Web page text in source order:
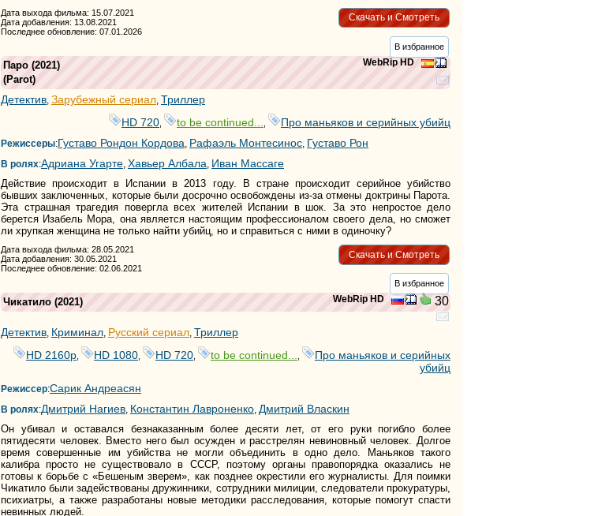
Скачать и Смотреть
Дата выхода фильма: 15.07.2021
Дата добавления: 13.08.2021
Последнее обновление: 07.01.2026
В избранное
WebRip HD
Паро (2021)
(Parot)
Детектив Зарубежный сериал Триллер
HD 720
to be continued... Про маньяков и серийных убийц
Режиссеры:Густаво Рондон Кордова Рафаэль Монтесинос Густаво Рон
В ролях:Адриана Угарте Хавьер Албала Иван Массаге
Действие происходит в Испании в 2013 году. В стране происходит серийное убийство
бывших заключенных, которые были досрочно освобождены из-за отмены доктрины Парота.
Эта страшная трагедия повергла всех жителей Испании в шок. За это непростое дело
берется Изабель Мора, она является настоящим профессионалом своего дела, но сможет
ли хрупкая женщина не только найти убийц, но и справиться с ними в одиночку?
Скачать и Смотреть
Дата выхода фильма: 28.05.2021
Дата добавления: 30.05.2021
Последнее обновление: 02.06.2021
В избранное
WebRip HD 30
Чикатило (2021)
Детектив, Криминал, Русский сериал, Триллер
HD 2160р
HD 1080 HD 720 to be continued...
Про маньяков и серийных
убийц
Режиссер:Сарик Андреасян
В ролях:Дмитрий Нагиев, Константин Лавроненко, Дмитрий Власкин
Он убивал и оставался безнаказанным более десяти лет, от его руки погибло более
пятидесяти человек. Вместо него был осужден и расстрелян невиновный человек. Долгое
время совершенные им убийства не могли объединить в одно дело. Маньяков такого
калибра просто не существовало в СССР, поэтому органы правопорядка оказались не
готовы к борьбе с «Бешеным зверем», как позднее окрестили его журналисты. Для поимки
Чикатило были задействованы дружинники, сотрудники милиции, следователи прокуратуры,
психиатры, а также разработаны новые методики расследования, которые помогут спасти
невинных людей.